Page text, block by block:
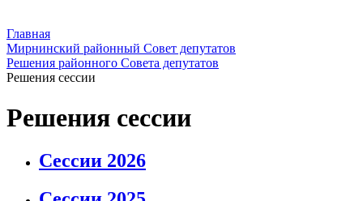
Главная
Мирнинский районный Совет депутатов
Решения районного Совета депутатов
Решения сессии
Решения сессии
Сессии 2026